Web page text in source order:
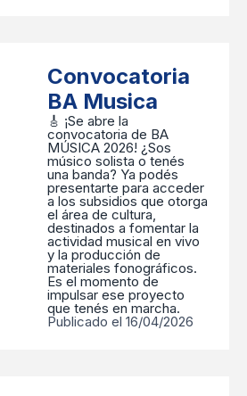
Convocatoria
BA Musica
🎸 ¡Se abre la
convocatoria de BA
MÚSICA 2026! ¿Sos
músico solista o tenés
una banda? Ya podés
presentarte para acceder
a los subsidios que otorga
el área de cultura,
destinados a fomentar la
actividad musical en vivo
y la producción de
materiales fonográficos.
Es el momento de
impulsar ese proyecto
que tenés en marcha.
Publicado el 16/04/2026